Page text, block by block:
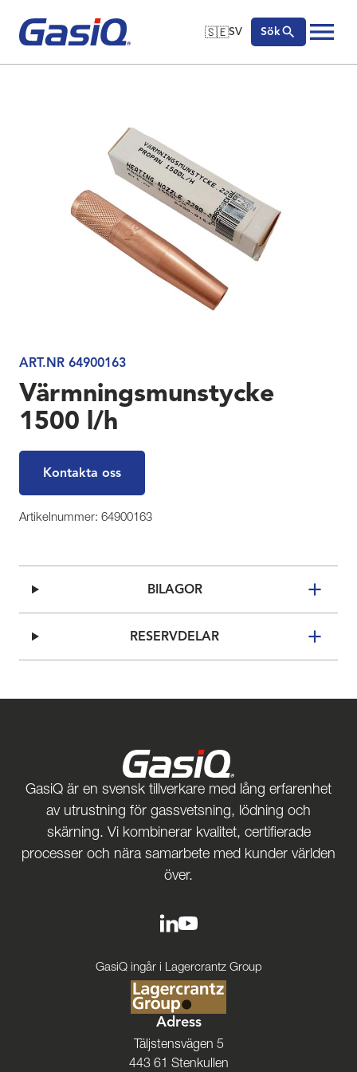
Hoppa till innehåll
🇸🇪SV
🇬🇧English
Sök
ART.NR 64900163
Värmningsmunstycke
1500 l/h
Kontakta oss
Artikelnummer: 64900163
BILAGOR
RESERVDELAR
GasiQ är en svensk tillverkare med lång erfarenhet
av utrustning för gassvetsning, lödning och
skärning. Vi kombinerar kvalitet, certifierade
processer och nära samarbete med kunder världen
över.
GasiQ ingår i Lagercrantz Group
Adress
Täljstensvägen 5
443 61 Stenkullen